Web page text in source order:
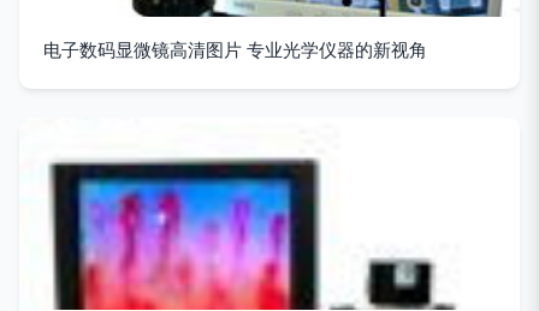
电子数码显微镜高清图片 专业光学仪器的新视角